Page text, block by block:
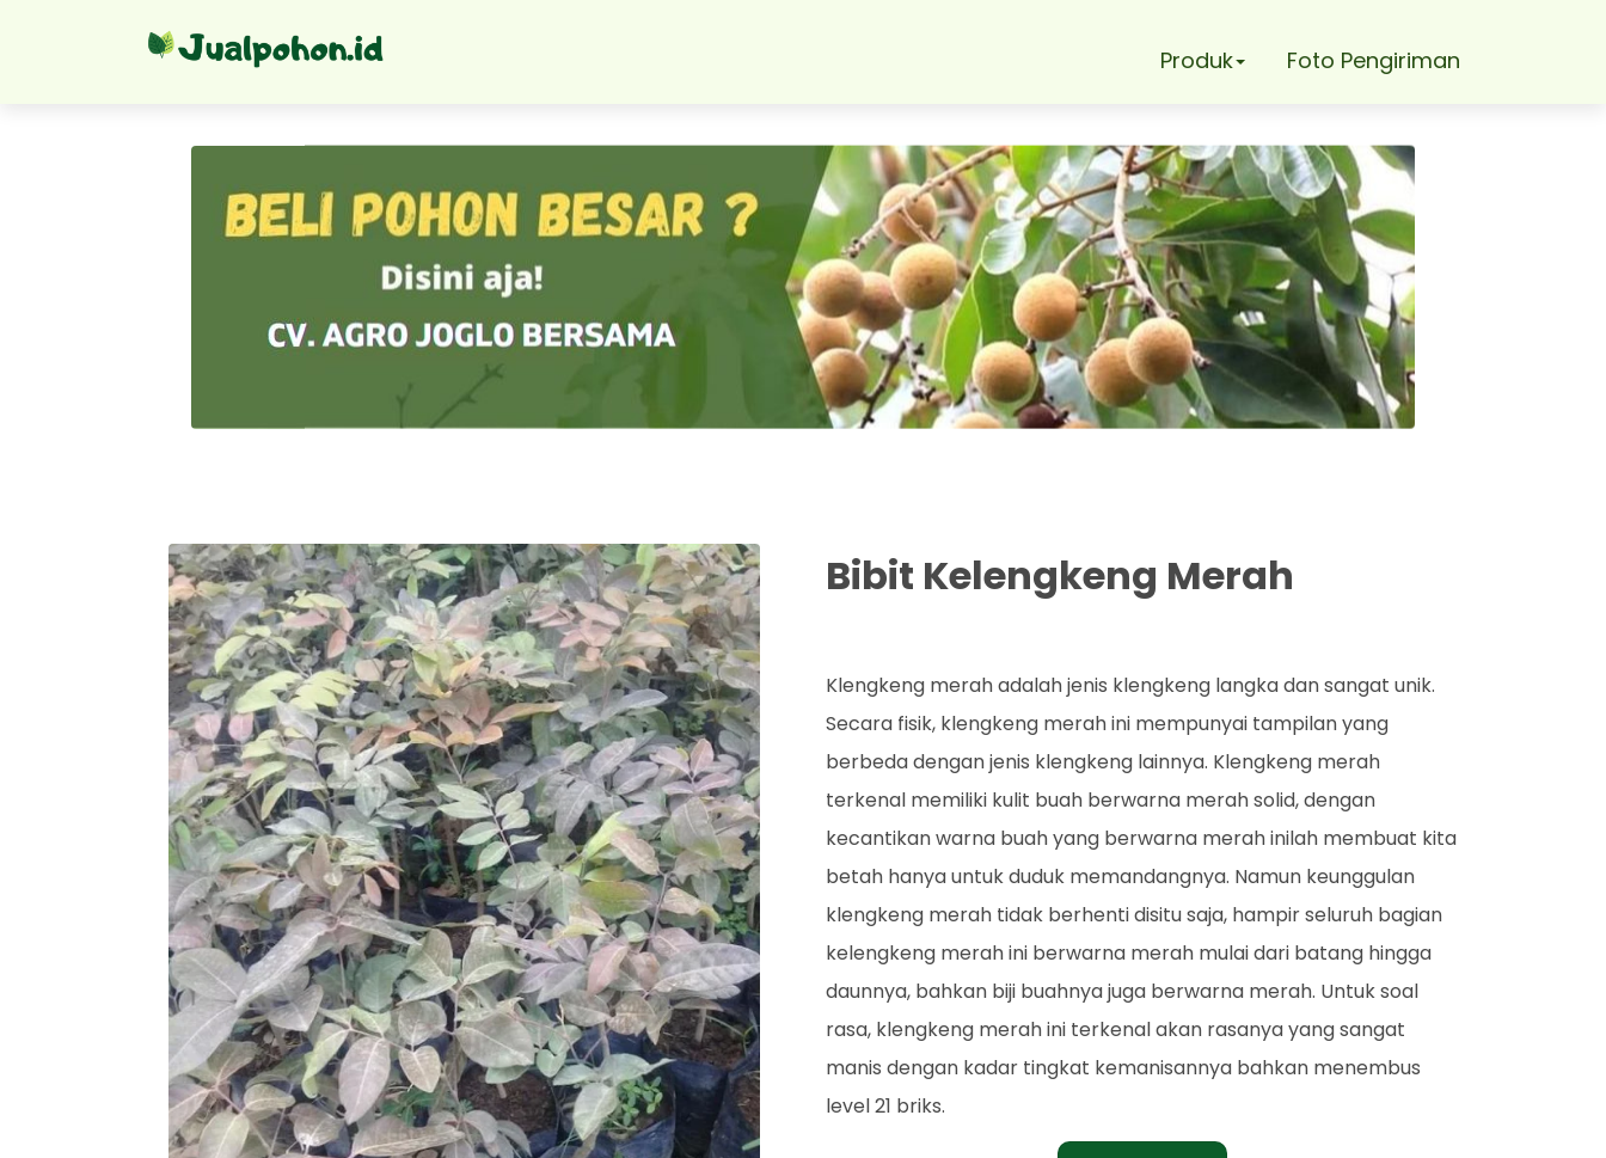
Produk Foto Pengiriman
Bibit Kelengkeng Merah
Klengkeng merah adalah jenis klengkeng langka dan sangat unik.
Secara fisik, klengkeng merah ini mempunyai tampilan yang
berbeda dengan jenis klengkeng lainnya. Klengkeng merah
terkenal memiliki kulit buah berwarna merah solid, dengan
kecantikan warna buah yang berwarna merah inilah membuat kita
betah hanya untuk duduk memandangnya. Namun keunggulan
klengkeng merah tidak berhenti disitu saja, hampir seluruh bagian
kelengkeng merah ini berwarna merah mulai dari batang hingga
daunnya, bahkan biji buahnya juga berwarna merah. Untuk soal
rasa, klengkeng merah ini terkenal akan rasanya yang sangat
manis dengan kadar tingkat kemanisannya bahkan menembus
level 21 briks.